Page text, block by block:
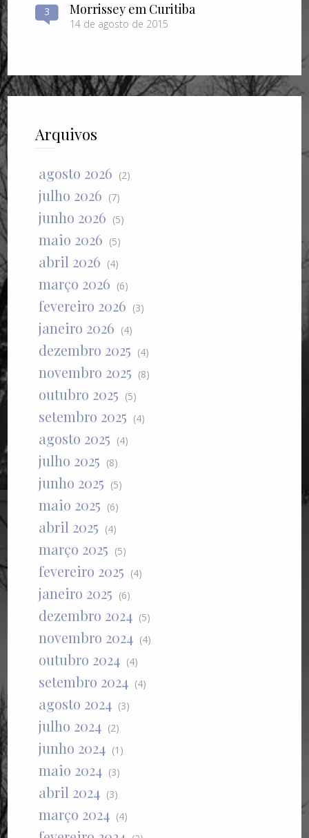
3 Morrissey em Curitiba
14 de agosto de 2015
Arquivos
agosto 2026 (2)
julho 2026 (7)
junho 2026 (5)
maio 2026 (5)
abril 2026 (4)
março 2026 (6)
fevereiro 2026 (3)
janeiro 2026 (4)
dezembro 2025 (4)
novembro 2025 (8)
outubro 2025 (5)
setembro 2025 (4)
agosto 2025 (4)
julho 2025 (8)
junho 2025 (5)
maio 2025 (6)
abril 2025 (4)
março 2025 (5)
fevereiro 2025 (4)
janeiro 2025 (6)
dezembro 2024 (5)
novembro 2024 (4)
outubro 2024 (4)
setembro 2024 (4)
agosto 2024 (3)
julho 2024 (2)
junho 2024 (1)
maio 2024 (3)
abril 2024 (3)
março 2024 (4)